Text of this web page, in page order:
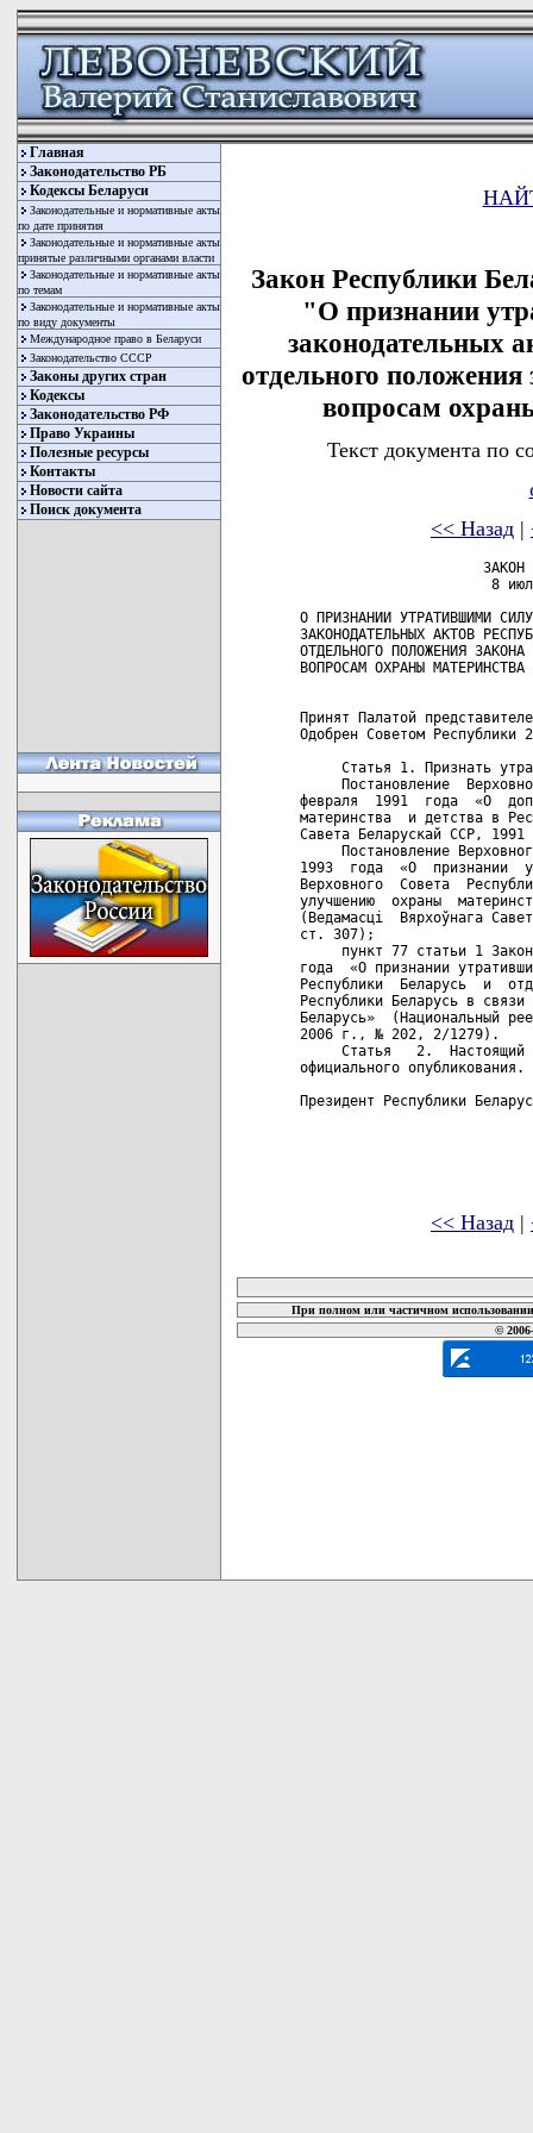
Главная
Законодательство РБ
Кодексы Беларуси
Законодательные и нормативные акты
по дате принятия
Законодательные и нормативные акты
принятые различными органами власти
Законодательные и нормативные акты
по темам
Законодательные и нормативные акты
по виду документы
Международное право в Беларуси
Законодательство СССР
Законы других стран
Кодексы
Законодательство РФ
Право Украины
Полезные ресурсы
Контакты
Новости сайта
Поиск документа
Закон Республики
"О признании
законодательных
отдельного
вопросам
Текст документа по
<< Назад |
ЗАКОН
8
О ПРИЗНАНИИ УТРАТИВШИМИ
ЗАКОНОДАТЕЛЬНЫХ АКТОВ
ОТДЕЛЬНОГО ПОЛОЖЕНИЯ
ВОПРОСАМ ОХРАНЫ
Принят Палатой
Одобрен Советом Республики
Статья 1. Признать
Постановление
февраля  1991  года  «О
материнства  и детства в
Савета Беларускай ССР,
Постановление
1993  года  «О  признании
Верховного  Совета
улучшению  охраны
(Ведамасці  Вярхоўнага
ст. 307);
пункт 77 статьи 1
года  «О признании
Республики  Беларусь  и
Республики Беларусь в
Беларусь»  (Национальный
2006 г., № 202, 2/1279).
Статья   2.  Настоящий
официального опубликования.
Президент Республики
<< Назад |
При полном или частичном
©